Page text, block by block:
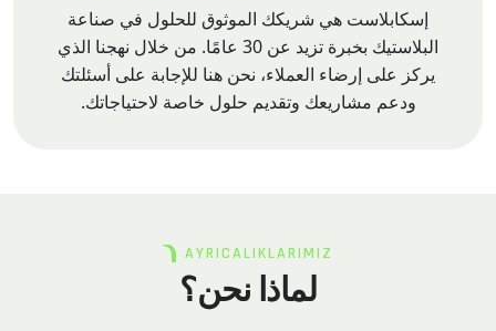
إسكابلاست هي شريكك الموثوق للحلول في صناعة
البلاستيك بخبرة تزيد عن 30 عامًا. من خلال نهجنا الذي
يركز على إرضاء العملاء، نحن هنا للإجابة على أسئلتك
ودعم مشاريعك وتقديم حلول خاصة لاحتياجاتك.
AYRICALIKLARIMIZ
لماذا نحن؟